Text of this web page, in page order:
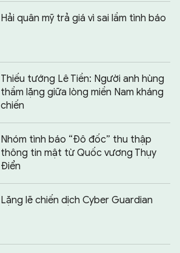
Hải quân mỹ trả giá vì sai lầm tình báo
Thiếu tướng Lê Tiền: Người anh hùng
thầm lặng giữa lòng miền Nam kháng
chiến
Nhóm tình báo “Đô đốc” thu thập
thông tin mật từ Quốc vương Thụy
Điển
Lặng lẽ chiến dịch Cyber Guardian